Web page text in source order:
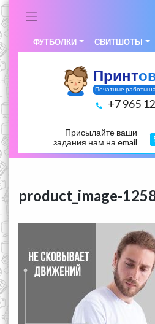
ФУТБОЛКИ СВИТШОТЫ
Принт
Печатные работы
+7 965
Присылайте ваши
задания нам на email
product_image-